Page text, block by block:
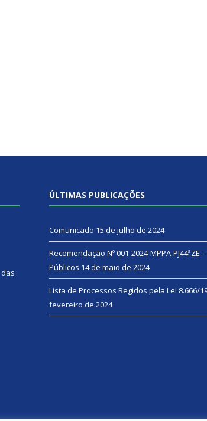
ÚLTIMAS PUBLICAÇÕES
Comunicado 15 de julho de 2024
Recomendação Nº 001-2024-MPPA-PJ44ªZE
Públicos 14 de maio de 2024
Lista de Processos Regidos pela Lei 8.666/
fevereiro de 2024